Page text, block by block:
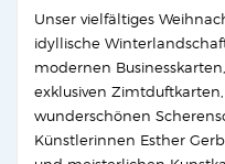
Unser vielfältiges
idyllische
modernen
exklusiven
wunderschönen
Künstlerinnen Esther